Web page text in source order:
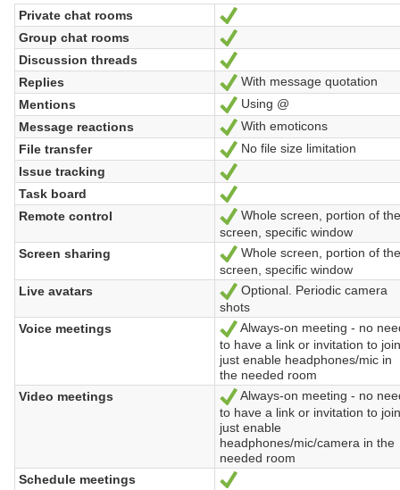
Private chat rooms
Oui
Group chat rooms
Discussion threads
Oui
Replies
Oui
With message quotation
Mentions
Oui
Using @
Message reactions
Oui
With emoticons
File transfer
Oui
No file size limitation
Issue tracking
Task board
Oui
Remote control
Oui
Whole screen, portion of the
screen, specific window
Screen sharing
Oui
Whole screen, portion of the
screen, specific window
Live avatars
Oui
Optional. Periodic camera
shots
Voice meetings
Oui
Always-on meeting - no
to have a link or invitation to
just enable headphones/mic in
the needed room
Video meetings
Oui
Always-on meeting - no
to have a link or invitation to
just enable
headphones/mic/camera in the
needed room
Schedule meetings
Oui